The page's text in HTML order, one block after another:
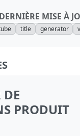
DERNIÈRE MISE À
title generator
DE
PRODUIT